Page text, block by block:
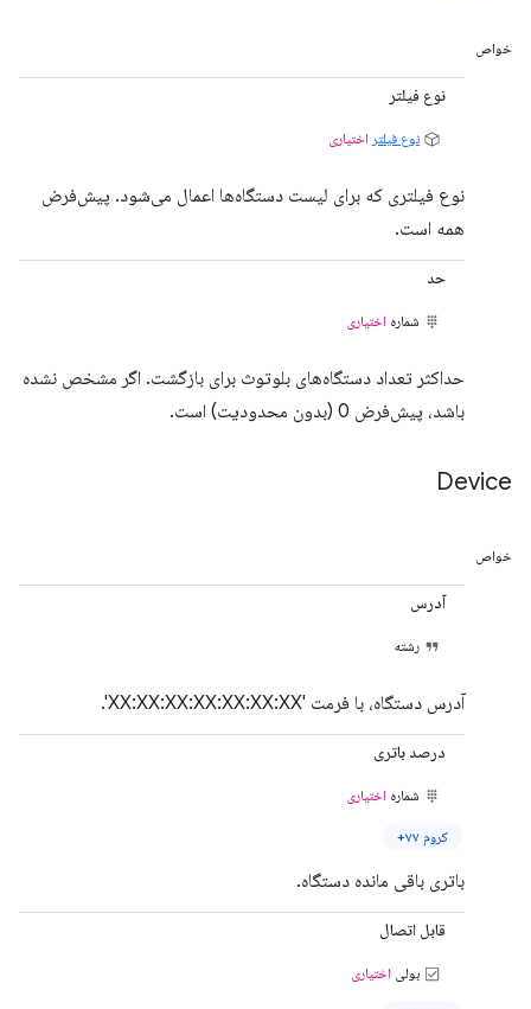
خواص
نوع فیلتر
نوع فیلتر اختیاری
نوع فیلتری که برای لیست دستگاه‌ها اعمال می‌شود. پیش‌فرض
همه است.
حد
شماره اختیاری
حداکثر تعداد دستگاه‌های بلوتوث برای بازگشت. اگر مشخص نشده
باشد، پیش‌فرض 0 (بدون محدودیت) است.
Device
خواص
آدرس
رشته
آدرس دستگاه، با فرمت 'XX:XX:XX:XX:XX:XX:XX'.
درصد باتری
شماره اختیاری
کروم ۷۷+
باتری باقی مانده دستگاه.
قابل اتصال
بولی اختیاری